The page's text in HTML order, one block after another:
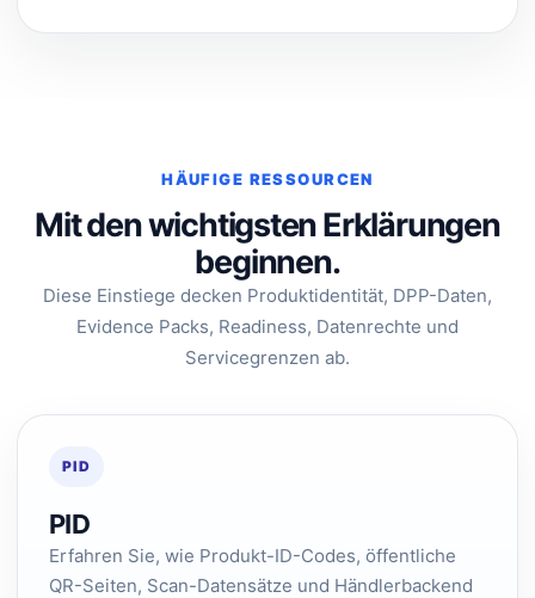
HÄUFIGE RESSOURCEN
Mit den wichtigsten Erklärungen
beginnen.
Diese Einstiege decken Produktidentität, DPP-Daten,
Evidence Packs, Readiness, Datenrechte und
Servicegrenzen ab.
PID
PID
Erfahren Sie, wie Produkt-ID-Codes, öffentliche
QR-Seiten, Scan-Datensätze und Händlerbackend